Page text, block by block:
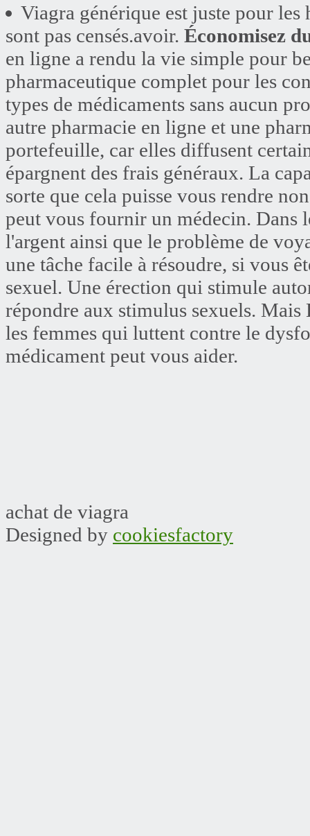
Viagra générique est juste pour
sont pas censés.avoir. Économisez
en ligne a rendu la vie simple pour
pharmaceutique complet pour les
types de médicaments sans aucun
autre pharmacie en ligne et une
portefeuille, car elles diffusent
épargnent des frais généraux. La
sorte que cela puisse vous rendre
peut vous fournir un médecin. Dans
l'argent ainsi que le problème de
une tâche facile à résoudre, si vous
sexuel. Une érection qui stimule
répondre aux stimulus sexuels.
les femmes qui luttent contre le
médicament peut vous aider.
achat de viagra
Designed by cookiesfactory